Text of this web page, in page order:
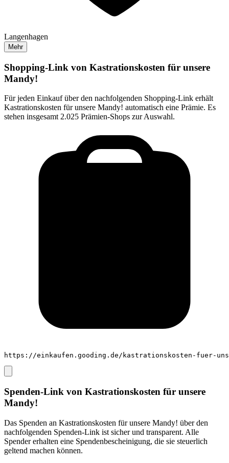
Langenhagen
Mehr
Shopping-Link von Kastrationskosten für unsere
Mandy!
Für jeden Einkauf über den nachfolgenden Shopping-Link erhält
Kastrationskosten für unsere Mandy! automatisch eine Prämie. Es
stehen insgesamt 2.025 Prämien-Shops zur Auswahl.
https://einkaufen.gooding.de/kastrationskosten-fuer-
Spenden-Link von Kastrationskosten für unsere
Mandy!
Das Spenden an Kastrationskosten für unsere Mandy! über den
nachfolgenden Spenden-Link ist sicher und transparent. Alle
Spender erhalten eine Spendenbescheinigung, die sie steuerlich
geltend machen können.